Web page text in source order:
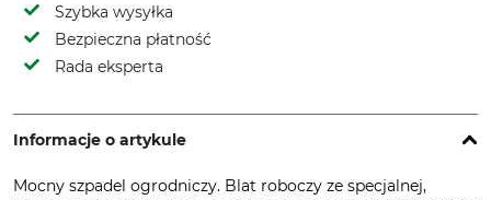
Szybka wysyłka
Bezpieczna płatność
Rada eksperta
Informacje o artykule
Mocny szpadel ogrodniczy. Blat roboczy ze specjalnej,